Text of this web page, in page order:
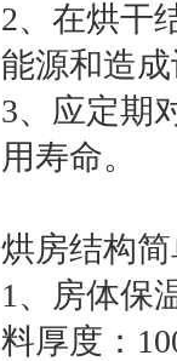
2、在烘干
能源和造
3、应定期
用寿命。
烘房结构
1、房体保
料厚度：